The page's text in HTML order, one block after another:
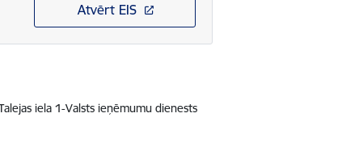
Atvērt EIS
iela 1-Valsts ieņēmumu dienests